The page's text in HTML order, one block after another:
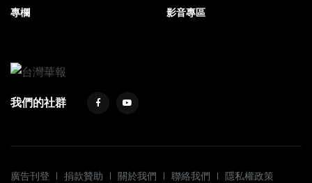
專欄 影音專區
我們的社群
廣告刊登 捐款贊助 關於我們 聯絡我們 隱私權政策